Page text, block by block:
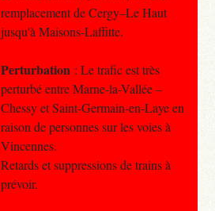
remplacement de Cergy–Le Haut
jusqu'à Maisons-Laffitte.
Perturbation : Le trafic est très
perturbé entre Marne-la-Vallée –
Chessy et Saint-Germain-en-Laye en
raison de personnes sur les voies à
Vincennes.
Retards et suppressions de trains à
prévoir.